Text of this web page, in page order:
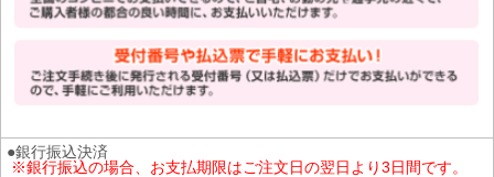
●銀行振込決済
※銀行振込の場合、お支払期限はご注文日の翌日より3日間です。